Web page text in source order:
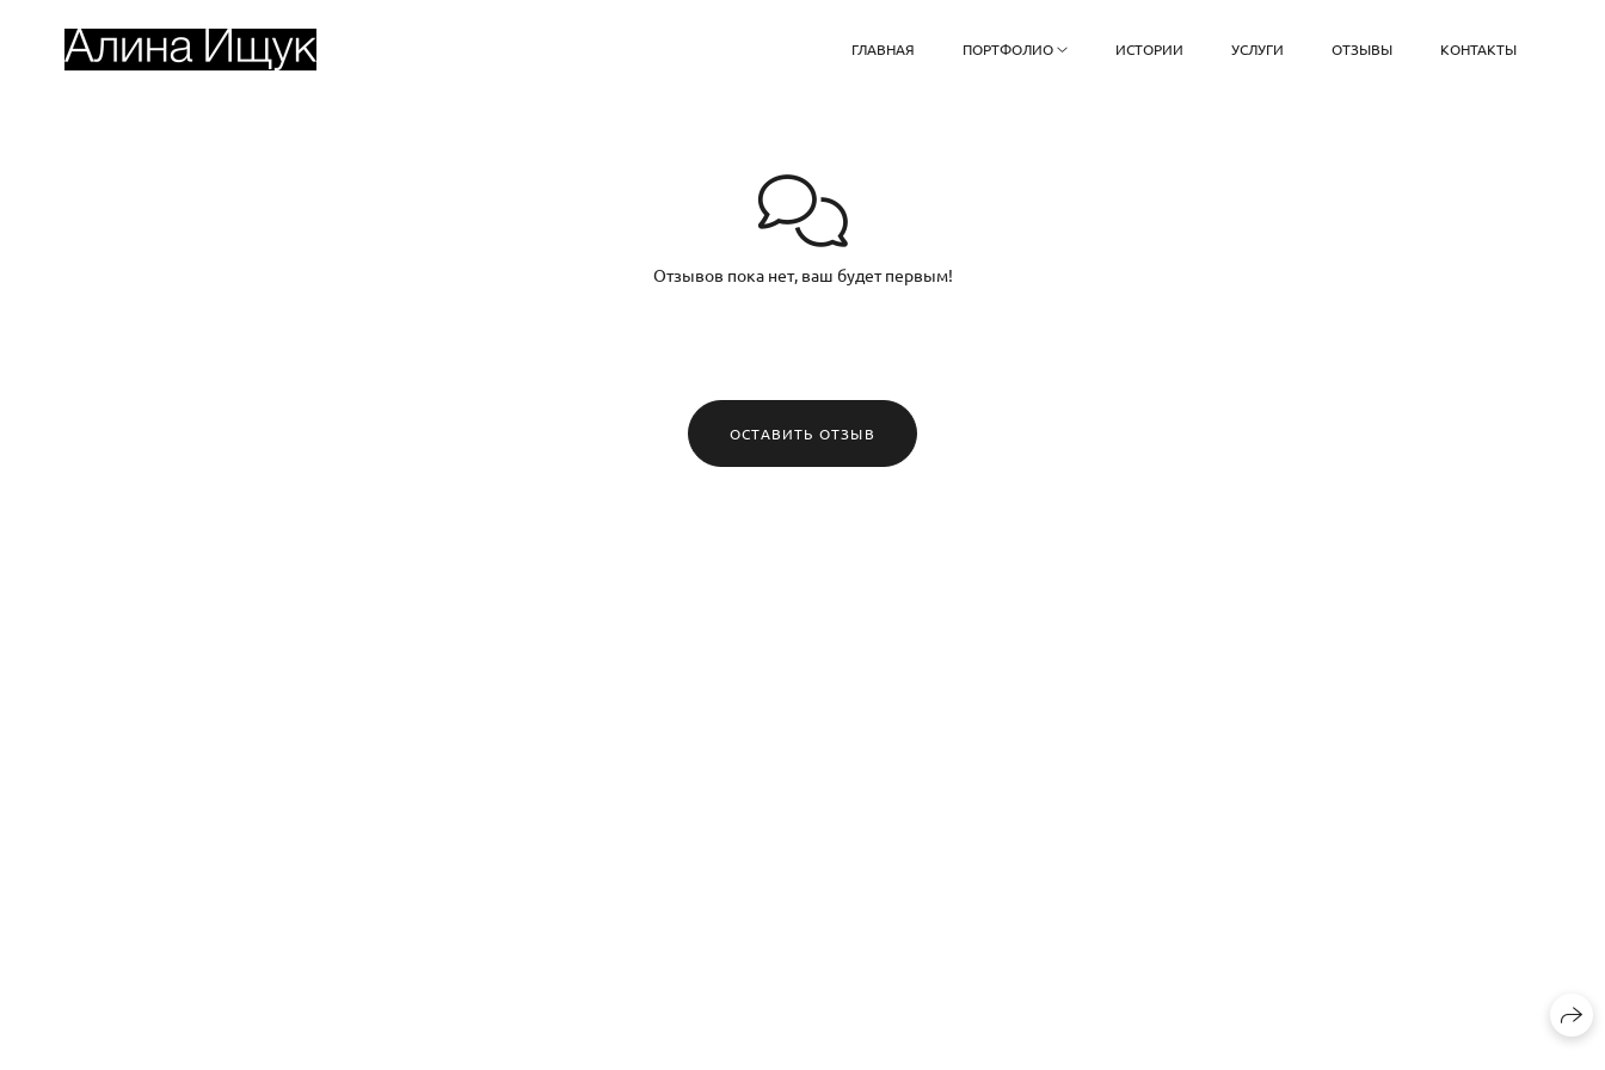
ГЛАВНАЯ ПОРТФОЛИО ИСТОРИИ УСЛУГИ ОТЗЫВЫ КОНТАКТЫ
Отзывов пока нет, ваш будет первым!
ОСТАВИТЬ ОТЗЫВ